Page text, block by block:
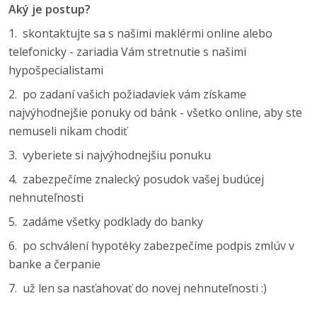
Aký je postup?
1. skontaktujte sa s našimi maklérmi online alebo
telefonicky - zariadia Vám stretnutie s našimi
hypošpecialistami
2. po zadaní vašich požiadaviek vám získame
najvýhodnejšie ponuky od bánk - všetko online, aby ste
nemuseli nikam chodiť
3. vyberiete si najvýhodnejšiu ponuku
4. zabezpečíme znalecký posudok vašej budúcej
nehnuteľnosti
5. zadáme všetky podklady do banky
6. po schválení hypotéky zabezpečíme podpis zmlúv v
banke a čerpanie
7. už len sa nasťahovať do novej nehnuteľnosti :)